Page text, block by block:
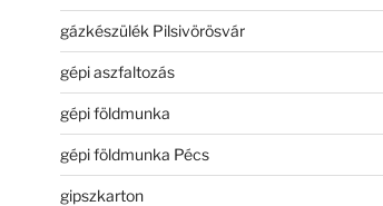
gázkészülék Pilsivörösvár
gépi aszfaltozás
gépi földmunka
gépi földmunka Pécs
gipszkarton